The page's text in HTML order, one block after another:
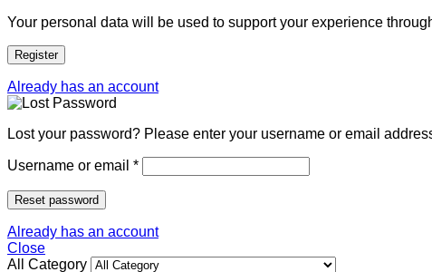
Your personal data will be used to support your experience
Register
Already has an account
Lost your password? Please enter your username or email
Username or email *
Reset password
Already has an account
Close
All Category